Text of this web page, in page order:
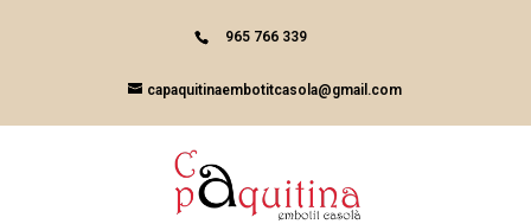
965 766 339
capaquitinaembotitcasola@gmail.com